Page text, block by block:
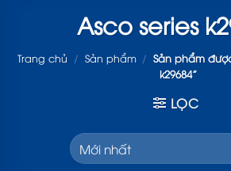
Asco series
Trang chủ / Sản phẩm / Sản phẩm
k29684”
LỌC